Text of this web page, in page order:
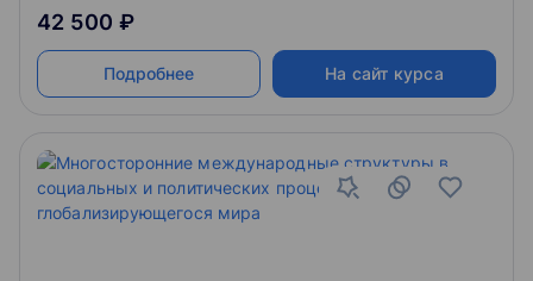
42 500 ₽
Подробнее На сайт курса